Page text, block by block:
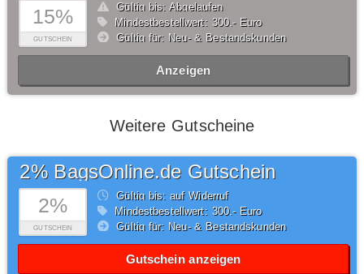
15%
GUTSCHEIN
Gültig bis: Abgelaufen
Mindestbestellwert: 300,- Euro
Gültig für: Neu- & Bestandskunden
Anzeigen
Weitere Gutscheine
2%
GUTSCHEIN
2% BagsOnline.de Gutschein
Gültig bis: auf Widerruf
Mindestbestellwert: 300,- Euro
Gültig für: Neu- & Bestandskunden
Gutschein anzeigen